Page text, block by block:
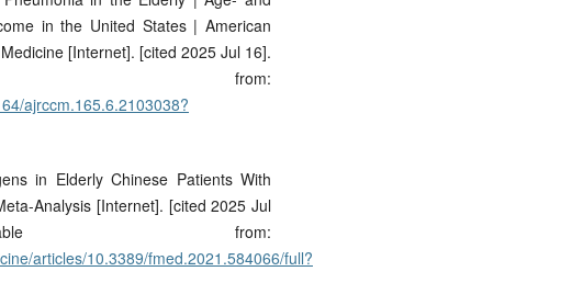
in the United States | American
[Internet]. [cited 2025 Jul 16].
from:
ajrccm.165.6.2103038?
in Elderly Chinese Patients With
Analysis [Internet]. [cited 2025 Jul
from:
articles/10.3389/fmed.2021.584066/full?